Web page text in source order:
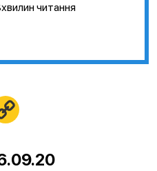
хвилин читання